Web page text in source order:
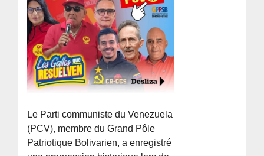
Le Parti communiste du Venezuela
(PCV), membre du Grand Pôle
Patriotique Bolivarien, a enregistré